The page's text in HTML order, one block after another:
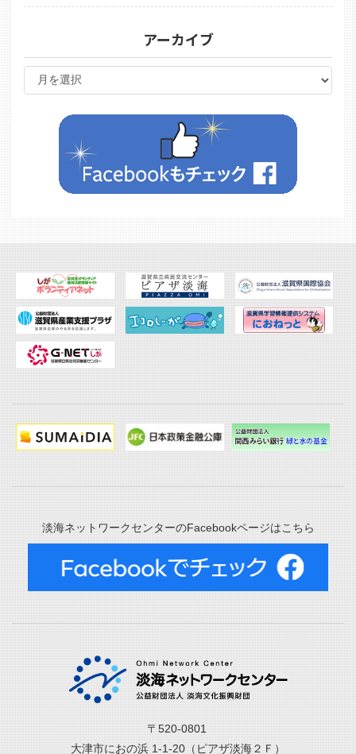
アーカイブ
淡海ネットワークセンターのFacebookページはこちら
〒520-0801
大津市におの浜 1-1-20（ピアザ淡海２Ｆ）